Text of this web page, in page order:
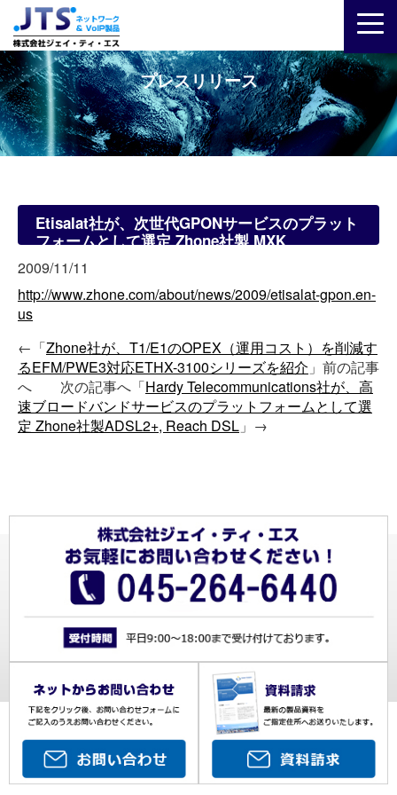
プレスリリース
Etisalat社が、次世代GPONサービスのプラット
フォームとして選定 Zhone社製 MXK
2009/11/11
http://www.zhone.com/about/news/2009/etisalat-gpon.en-
us
←「Zhone社が、T1/E1のOPEX（運用コスト）を削減す
るEFM/PWE3対応ETHX-3100シリーズを紹介 」前の記事
へ 次の記事へ「Hardy Telecommunications社が、高
速ブロードバンドサービスのプラットフォームとして選
定 Zhone社製ADSL2+, Reach DSL 」→